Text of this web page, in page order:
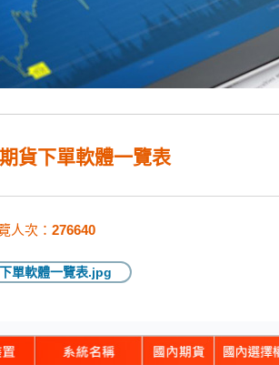
貨下單軟體一覽表
人次： 276640
下單軟體一覽表.jpg